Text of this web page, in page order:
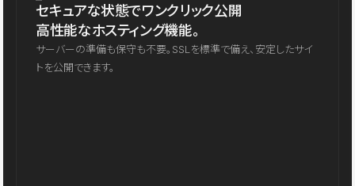
セキュアな状態でワンクリック公開
高性能なホスティング機能。
サーバーの準備も保守も不要。SSLを標準で備え、安定したサイ
トを公開できます。